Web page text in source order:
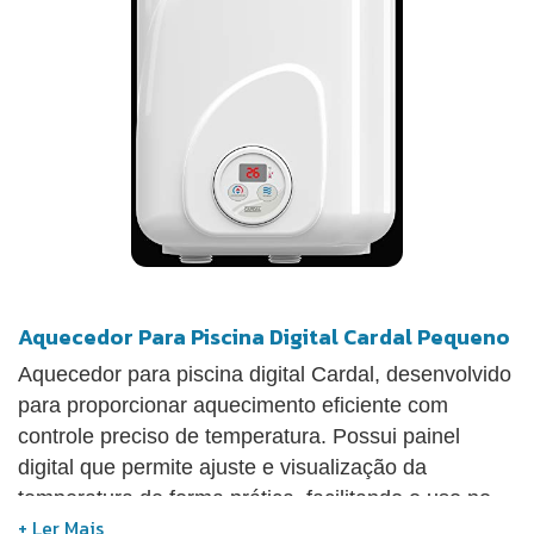
Aquecedor Para Piscina Digital Cardal Pequeno
Aquecedor para piscina digital Cardal, desenvolvido
para proporcionar aquecimento eficiente com
controle preciso de temperatura. Possui painel
digital que permite ajuste e visualização da
temperatura de forma prática, facilitando o uso no
dia a dia. Conta com resistência blindada, que evita